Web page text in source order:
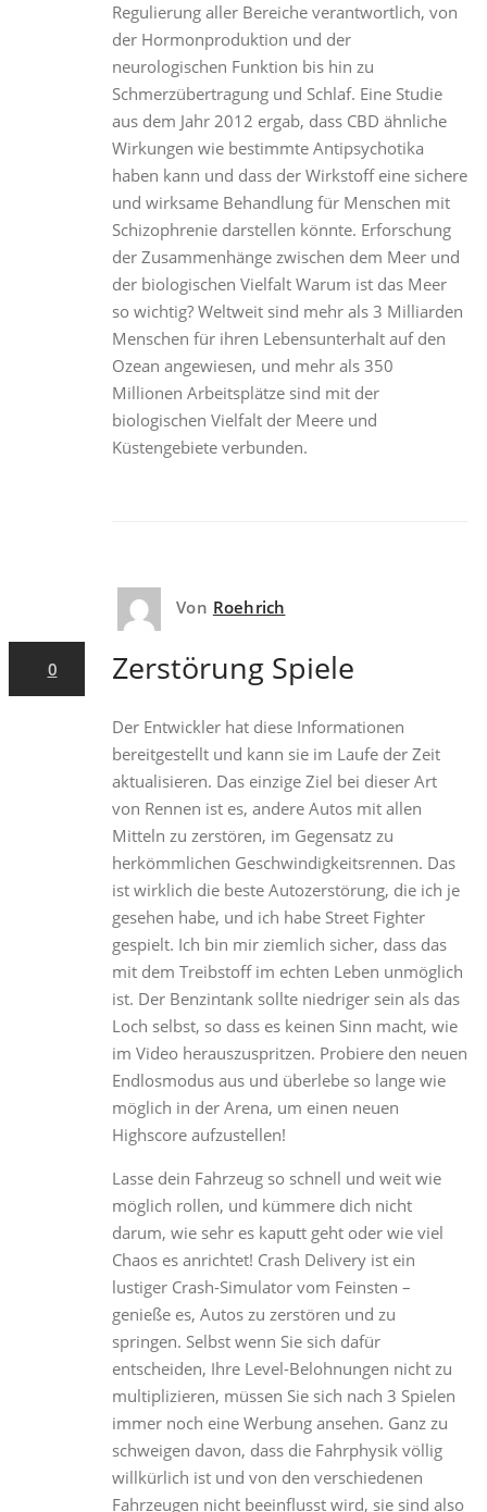
Regulierung aller Bereiche verantwortlich, von
der Hormonproduktion und der
neurologischen Funktion bis hin zu
Schmerzübertragung und Schlaf. Eine Studie
aus dem Jahr 2012 ergab, dass CBD ähnliche
Wirkungen wie bestimmte Antipsychotika
haben kann und dass der Wirkstoff eine sichere
und wirksame Behandlung für Menschen mit
Schizophrenie darstellen könnte. Erforschung
der Zusammenhänge zwischen dem Meer und
der biologischen Vielfalt Warum ist das Meer
so wichtig? Weltweit sind mehr als 3 Milliarden
Menschen für ihren Lebensunterhalt auf den
Ozean angewiesen, und mehr als 350
Millionen Arbeitsplätze sind mit der
biologischen Vielfalt der Meere und
Küstengebiete verbunden.
0
Von Roehrich
Zerstörung Spiele
Der Entwickler hat diese Informationen
bereitgestellt und kann sie im Laufe der Zeit
aktualisieren. Das einzige Ziel bei dieser Art
von Rennen ist es, andere Autos mit allen
Mitteln zu zerstören, im Gegensatz zu
herkömmlichen Geschwindigkeitsrennen. Das
ist wirklich die beste Autozerstörung, die ich je
gesehen habe, und ich habe Street Fighter
gespielt. Ich bin mir ziemlich sicher, dass das
mit dem Treibstoff im echten Leben unmöglich
ist. Der Benzintank sollte niedriger sein als das
Loch selbst, so dass es keinen Sinn macht, wie
im Video herauszuspritzen. Probiere den neuen
Endlosmodus aus und überlebe so lange wie
möglich in der Arena, um einen neuen
Highscore aufzustellen!
Lasse dein Fahrzeug so schnell und weit wie
möglich rollen, und kümmere dich nicht
darum, wie sehr es kaputt geht oder wie viel
Chaos es anrichtet! Crash Delivery ist ein
lustiger Crash-Simulator vom Feinsten –
genieße es, Autos zu zerstören und zu
springen. Selbst wenn Sie sich dafür
entscheiden, Ihre Level-Belohnungen nicht zu
multiplizieren, müssen Sie sich nach 3 Spielen
immer noch eine Werbung ansehen. Ganz zu
schweigen davon, dass die Fahrphysik völlig
willkürlich ist und von den verschiedenen
Fahrzeugen nicht beeinflusst wird, sie sind also